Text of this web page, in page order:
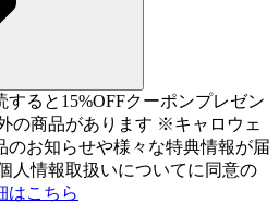
すると15%OFFクーポンプレゼン
の商品があります ※キャロウェ
のお知らせや様々な特典情報が届
人情報取扱いについてに同意の
はこちら